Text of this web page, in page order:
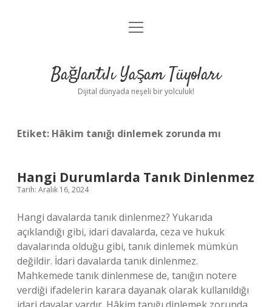
Anasayfa
Yasal Uyarı
menüyü
Bağlantılı Yaşam Tüyoları
Dijital dünyada neşeli bir yolculuk!
Etiket: Hâkim tanığı dinlemek zorunda mı
Hangi Durumlarda Tanık Dinlenmez
Tarih: Aralık 16, 2024
Hangi davalarda tanık dinlenmez? Yukarıda
açıklandığı gibi, idari davalarda, ceza ve hukuk
davalarında olduğu gibi, tanık dinlemek mümkün
değildir. İdari davalarda tanık dinlenmez.
Mahkemede tanık dinlenmese de, tanığın notere
verdiği ifadelerin karara dayanak olarak kullanıldığı